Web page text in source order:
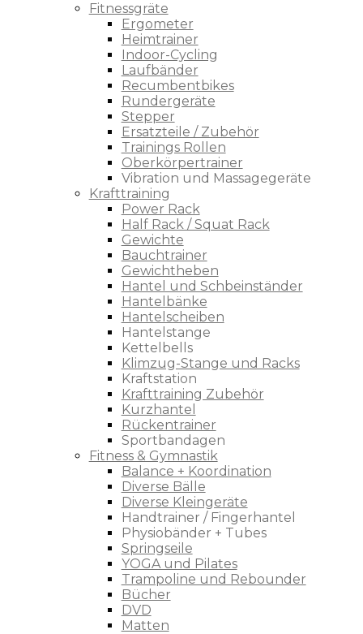
Fitnessgräte
Ergometer
Heimtrainer
Indoor-Cycling
Laufbänder
Recumbentbikes
Rundergeräte
Stepper
Ersatzteile / Zubehör
Trainings Rollen
Oberkörpertrainer
Vibration und Massagegeräte
Krafttraining
Power Rack
Half Rack / Squat Rack
Gewichte
Bauchtrainer
Gewichtheben
Hantel und Schbeinständer
Hantelbänke
Hantelscheiben
Hantelstange
Kettelbells
Klimzug-Stange und Racks
Kraftstation
Krafttraining Zubehör
Kurzhantel
Rückentrainer
Sportbandagen
Fitness & Gymnastik
Balance + Koordination
Diverse Bälle
Diverse Kleingeräte
Handtrainer / Fingerhantel
Physiobänder + Tubes
Springseile
YOGA und Pilates
Trampoline und Rebounder
Bücher
DVD
Matten